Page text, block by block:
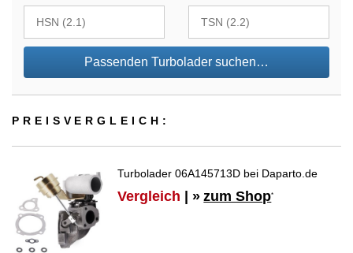
Passenden Turbolader suchen…
PREIS­VER­GLEICH:
Turbolader 06A145713D bei Daparto.de
Vergleich | » zum Shop*